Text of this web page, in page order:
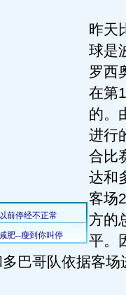
昨天
球是
罗西
在第
的。
进行
合比
达和
客场
方的
平。
巴哥队依据客场